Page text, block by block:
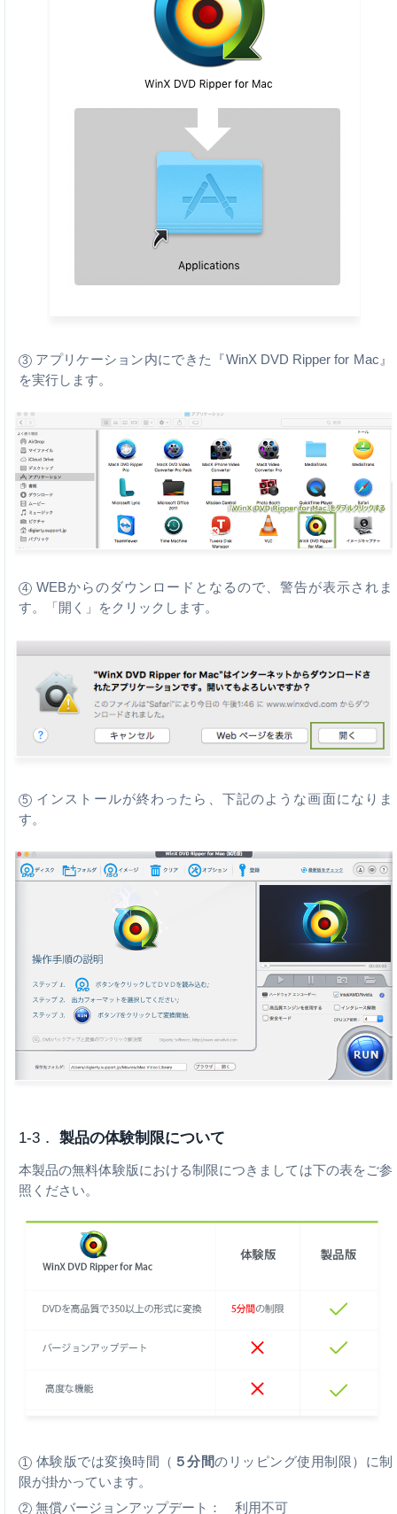
3
アプリケーション内にできた『WinX DVD Ripper for Mac』
を実行します。
4
WEBからのダウンロードとなるので、警告が表示されま
す。「開く」をクリックします。
5
インストールが終わったら、下記のような画面になりま
す。
1-3． 製品の体験制限について
本製品の無料体験版における制限につきましては下の表をご参
照ください。
1 体験版では変換時間（ ５分間のリッピング使用制限）に制
限が掛かっています。
2 無償バージョンアップデート： 利用不可